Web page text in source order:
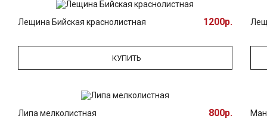
Лещина Бийская краснолистная 1200р.
КУПИТЬ
Липа мелколистная 800р.